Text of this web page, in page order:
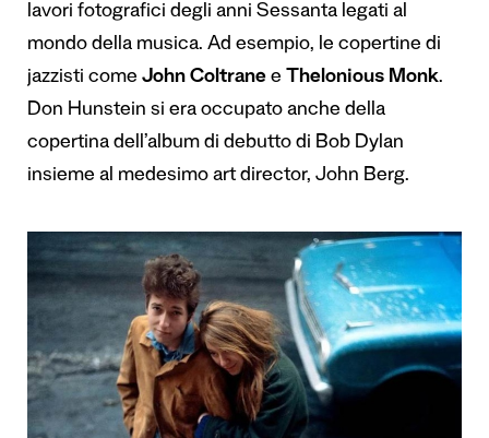
lavori fotografici degli anni Sessanta legati al
mondo della musica. Ad esempio, le copertine di
jazzisti come John Coltrane e Thelonious Monk.
Don Hunstein si era occupato anche della
copertina dell’album di debutto di Bob Dylan
insieme al medesimo art director, John Berg.